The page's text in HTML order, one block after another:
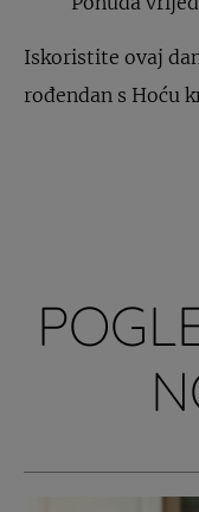
Iskoristite ovaj
rođendan s Hoću